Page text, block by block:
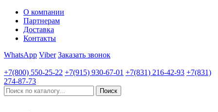
О компании
Партнерам
Доставка
Контакты
WhatsApp Viber Заказать звонок
+7(800) 550-25-22 +7(915) 930-67-01 +7(831) 216-42-93 +7(831)
274-87-73